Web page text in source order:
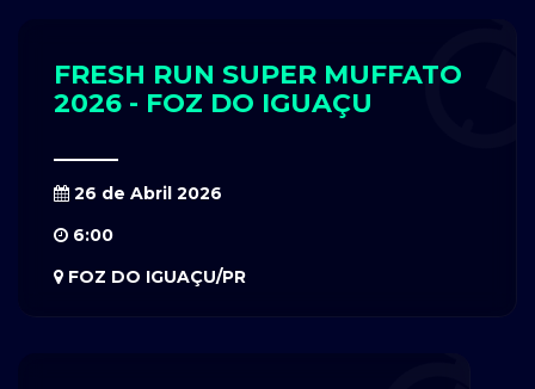
FRESH RUN SUPER MUFFATO
2026 - FOZ DO IGUAÇU
26 de Abril 2026
6:00
FOZ DO IGUAÇU/PR